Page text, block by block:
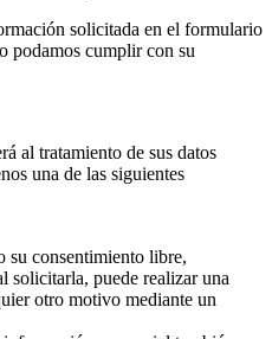
solicitada en el formulario
podamos cumplir con su
al tratamiento de sus datos
una de las siguientes
su consentimiento libre,
solicitarla, puede realizar una
otro motivo mediante un